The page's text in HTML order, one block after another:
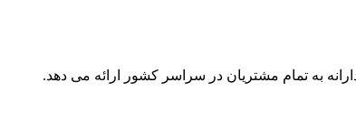
به تمام مشتریان در سراسر کشور ارائه می دهد.